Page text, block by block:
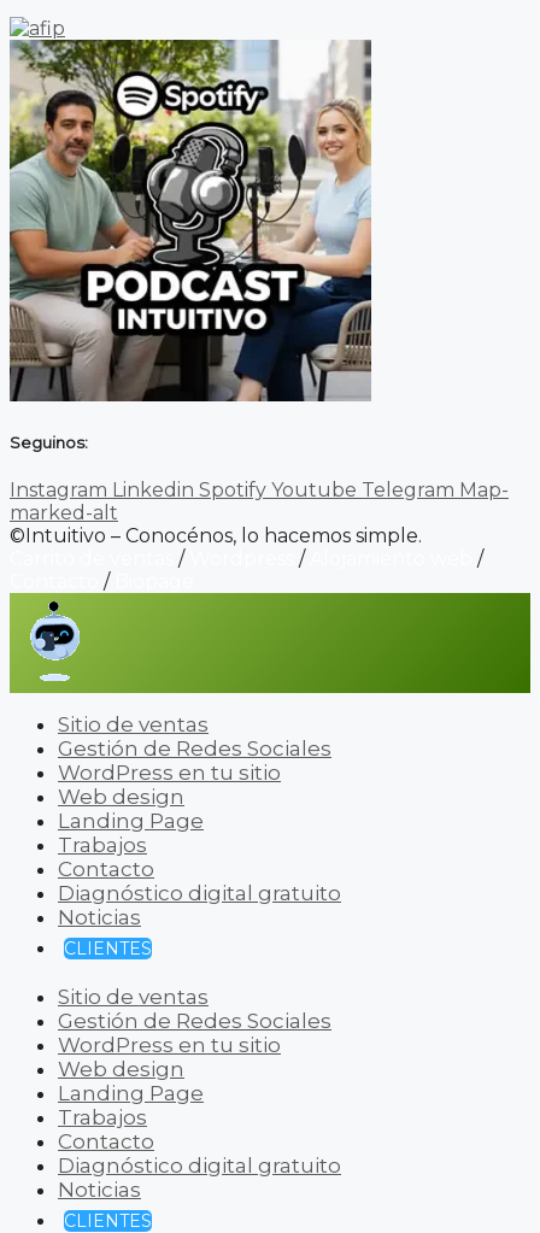
Seguinos:
Instagram Linkedin Spotify Youtube Telegram Map-
marked-alt
©Intuitivo – Conocénos, lo hacemos simple.
/ /
/
/
Sitio de ventas
Gestión de Redes Sociales
WordPress en tu sitio
Web design
Landing Page
Trabajos
Contacto
Diagnóstico digital gratuito
Noticias
CLIENTES
Sitio de ventas
Gestión de Redes Sociales
WordPress en tu sitio
Web design
Landing Page
Trabajos
Contacto
Diagnóstico digital gratuito
Noticias
CLIENTES